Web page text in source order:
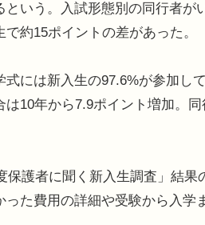
という。入試形態別の同行者
で約15ポイントの差があった。
には新入生の97.6%が参加し
は10年から7.9ポイント増加。
護者に聞く新入生調査」結果
った費用の詳細や受験から入学